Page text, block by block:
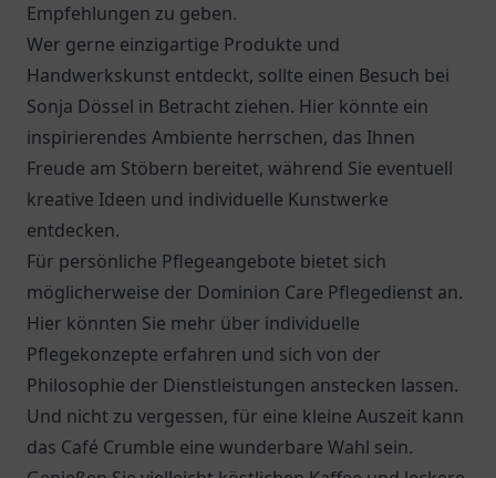
Empfehlungen zu geben.
Wer gerne einzigartige Produkte und
Handwerkskunst entdeckt, sollte einen Besuch bei
Sonja Dössel in Betracht ziehen. Hier könnte ein
inspirierendes Ambiente herrschen, das Ihnen
Freude am Stöbern bereitet, während Sie eventuell
kreative Ideen und individuelle Kunstwerke
entdecken.
Für persönliche Pflegeangebote bietet sich
möglicherweise der Dominion Care Pflegedienst an.
Hier könnten Sie mehr über individuelle
Pflegekonzepte erfahren und sich von der
Philosophie der Dienstleistungen anstecken lassen.
Und nicht zu vergessen, für eine kleine Auszeit kann
das Café Crumble eine wunderbare Wahl sein.